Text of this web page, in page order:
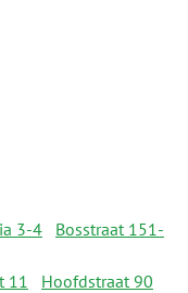
3-4
Bosstraat 151-
11
Hoofdstraat 90